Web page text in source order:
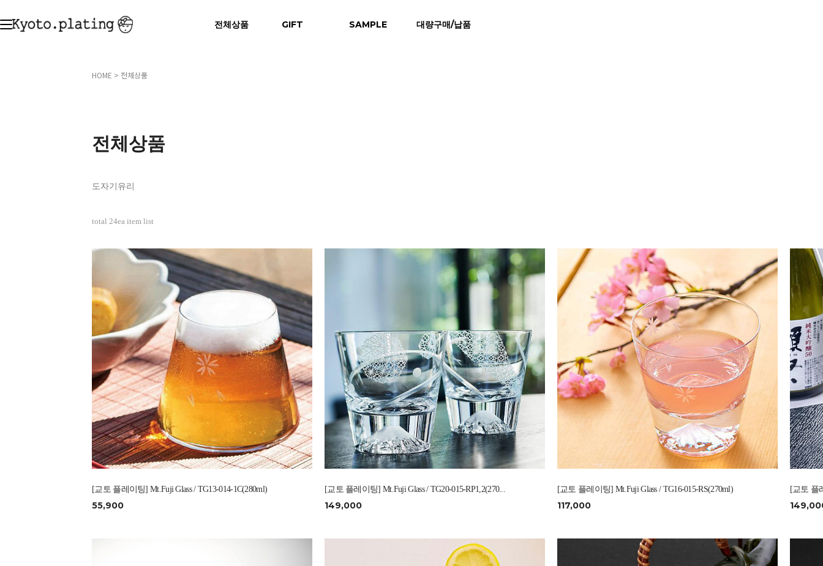
전체상품 GIFT SAMPLE 대량구매/납품
HOME > 전체상품
전체상품
도자기유리
total 24ea item list
[교토 플레이팅] Mt.Fuji Glass / TG13-014-1C(280ml)
55,900
[교토 플레이팅] Mt.Fuji Glass / TG20-015-RP1,2(270...
149,000
[교토 플레이팅] Mt.Fuji Glass / TG16-015-RS(270ml)
117,000
[교토 플